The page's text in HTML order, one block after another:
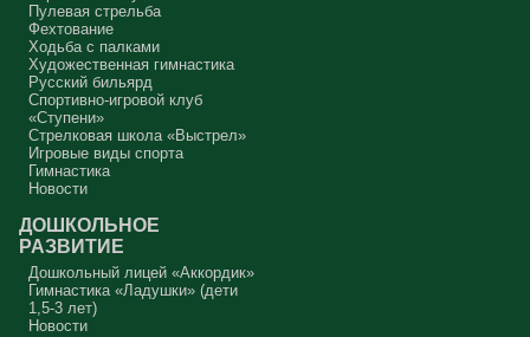
Пулевая стрельба
Фехтование
Ходьба с палками
Художественная гимнастика
Русский бильярд
Спортивно-игровой клуб
«Ступени»
Стрелковая школа «Выстрел»
Игровые виды спорта
Гимнастика
Новости
ДОШКОЛЬНОЕ
РАЗВИТИЕ
Дошкольный лицей «Аккордик»
Гимнастика «Ладушки» (дети
1,5-3 лет)
Новости